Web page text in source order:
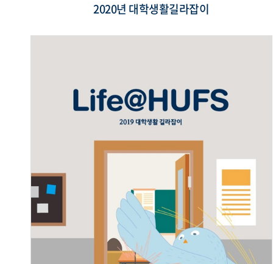
2020년 대학생활길라잡이